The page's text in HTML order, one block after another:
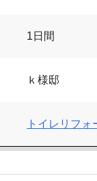
1日間
ｋ様邸
トイレリフォ